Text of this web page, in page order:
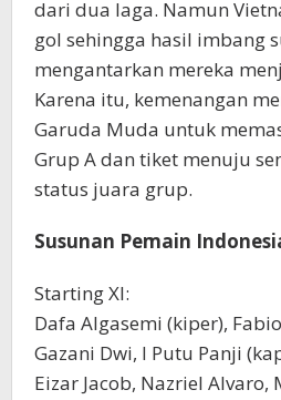
dari dua laga. Namun
gol sehingga hasil imbang
mengantarkan mereka
Karena itu, kemenangan
Garuda Muda untuk
Grup A dan tiket menuju
status juara grup.
Susunan Pemain
Starting XI:
Dafa Algasemi (kiper),
Gazani Dwi, I Putu Panji
Eizar Jacob, Nazriel Alvaro,